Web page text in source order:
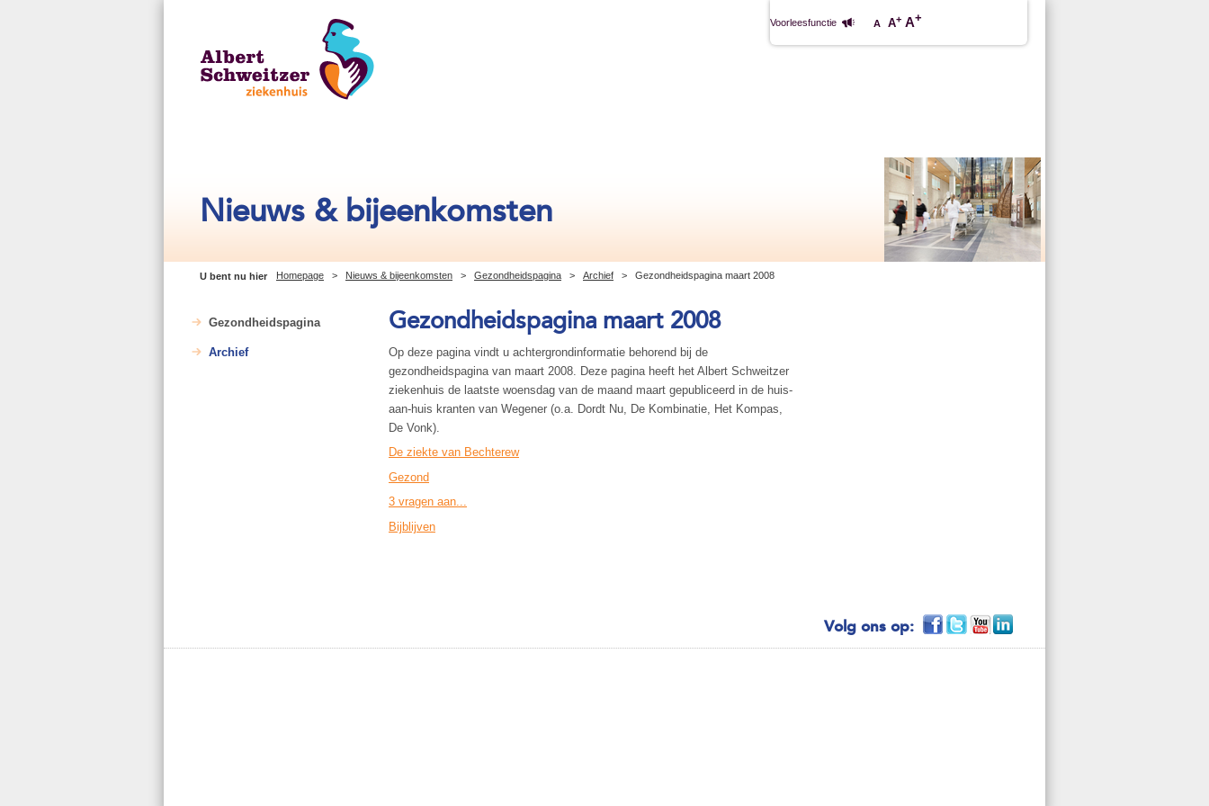
Voorleesfunctie A A+ A+
Nieuws & bijeenkomsten
U bent nu hier Homepage > Nieuws & bijeenkomsten > Gezondheidspagina > Archief > Gezondheidspagina maart 2008
Gezondheidspagina
Archief
Gezondheidspagina maart 2008
Op deze pagina vindt u achtergrondinformatie behorend bij de
gezondheidspagina van maart 2008. Deze pagina heeft het Albert Schweitzer
ziekenhuis de laatste woensdag van de maand maart gepubliceerd in de huis-
aan-huis kranten van Wegener (o.a. Dordt Nu, De Kombinatie, Het Kompas,
De Vonk).
De ziekte van Bechterew
Gezond
3 vragen aan...
Bijblijven
Volg ons op: